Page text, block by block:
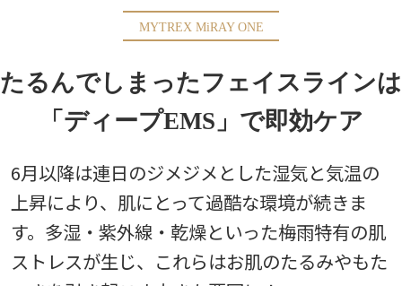
MYTREX MiRAY ONE
たるんでしまったフェイスラインは
「ディープEMS」で即効ケア
6月以降は連日のジメジメとした湿気と気温の
上昇により、肌にとって過酷な環境が続きま
す。多湿・紫外線・乾燥といった梅雨特有の肌
ストレスが生じ、これらはお肌のたるみやもた